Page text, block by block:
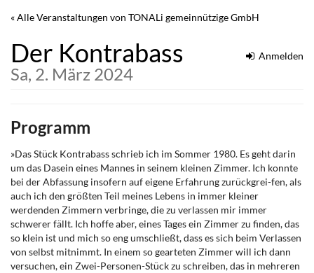
Zum
springen
« Alle Veranstaltungen von TONALi gemeinnützige GmbH
Der Kontrabass
Sa, 2. März 2024
Anmelden
Programm
»Das Stück Kontrabass schrieb ich im Sommer 1980. Es geht darin
um das Dasein eines Mannes in seinem kleinen Zimmer. Ich konnte
bei der Abfassung insofern auf eigene Erfahrung zurückgrei-fen, als
auch ich den größten Teil meines Lebens in immer kleiner
werdenden Zimmern verbringe, die zu verlassen mir immer
schwerer fällt. Ich hoffe aber, eines Tages ein Zimmer zu finden, das
so klein ist und mich so eng umschließt, dass es sich beim Verlassen
von selbst mitnimmt. In einem so gearteten Zimmer will ich dann
versuchen, ein Zwei-Personen-Stück zu schreiben, das in mehreren